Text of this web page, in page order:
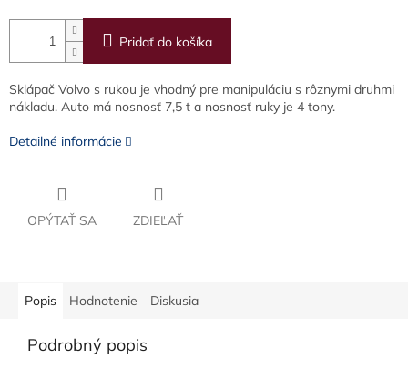
Pridať do košíka
Sklápač Volvo s rukou je vhodný pre manipuláciu s rôznymi druhmi
nákladu. Auto má nosnosť 7,5 t a nosnosť ruky je 4 tony.
Detailné informácie
OPÝTAŤ SA ZDIEĽAŤ
Popis Hodnotenie Diskusia
Podrobný popis